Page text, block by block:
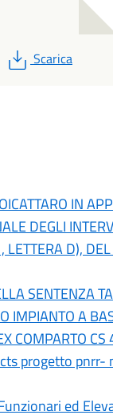
PDF
Scarica
IN
DEGLI
LETTERA D),
SENTENZA
IMPIANTO A
COMPARTO CS
progetto
ed